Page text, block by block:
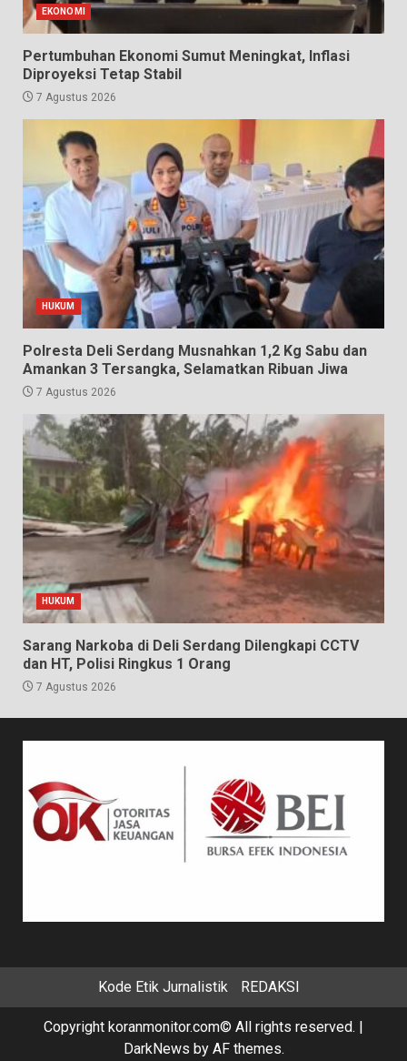
EKONOMI
Pertumbuhan Ekonomi Sumut Meningkat, Inflasi
Diproyeksi Tetap Stabil
7 Agustus 2026
HUKUM
Polresta Deli Serdang Musnahkan 1,2 Kg Sabu dan
Amankan 3 Tersangka, Selamatkan Ribuan Jiwa
7 Agustus 2026
HUKUM
Sarang Narkoba di Deli Serdang Dilengkapi CCTV
dan HT, Polisi Ringkus 1 Orang
7 Agustus 2026
Kode Etik Jurnalistik REDAKSI
Copyright koranmonitor.com© All rights reserved. |
DarkNews by AF themes.